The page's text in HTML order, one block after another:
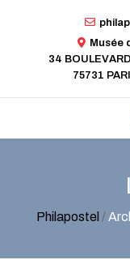
Musée
34
75731
Philapostel /